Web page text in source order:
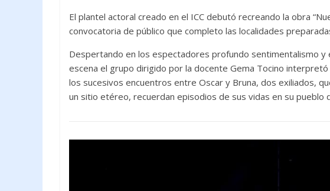
b
o
o
k
er
A
p
p
El plantel actoral creado en el ICC debutó recreando la obra
convocatoria de público que completo las localidades
Despertando en los espectadores profundo sentimentalismo y
escena el grupo dirigido por la docente Gema Tocino
los sucesivos encuentros entre Oscar y Bruna, dos exiliados,
un sitio etéreo, recuerdan episodios de sus vidas en su pueblo